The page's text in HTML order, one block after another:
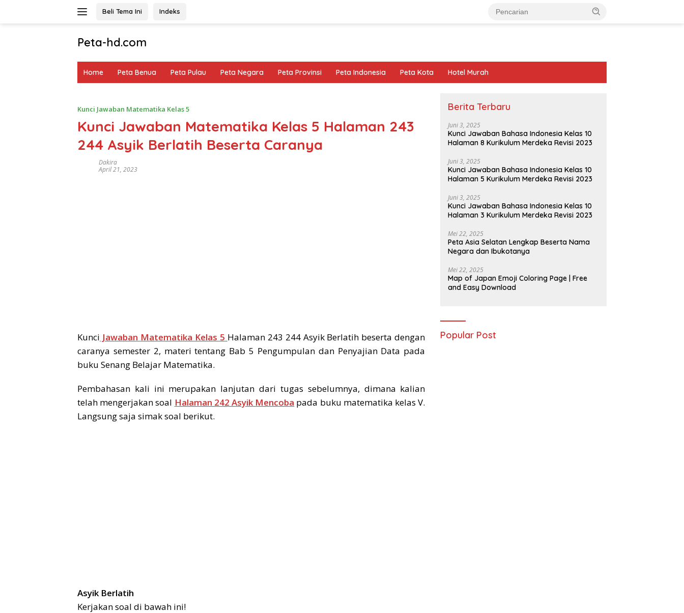
Beli Tema Ini Indeks
Peta-hd.com
Gambar
Home Peta Benua Peta Pulau Peta Negara Peta Provinsi Peta Indonesia Peta Kota Hotel Murah
Kunci Jawaban Matematika Kelas 5
Kunci Jawaban Matematika Kelas 5 Halaman 243
244 Asyik Berlatih Beserta Caranya
Dakira
April 21, 2023
Kunci Jawaban Matematika Kelas 5 Halaman 243 244 Asyik Berlatih beserta dengan
caranya semester 2, materi tentang Bab 5 Pengumpulan dan Penyajian Data pada
buku Senang Belajar Matematika.
Pembahasan kali ini merupakan lanjutan dari tugas sebelumnya, dimana kalian
telah mengerjakan soal Halaman 242 Asyik Mencoba pada buku matematika kelas V.
Langsung saja simak soal berikut.
Asyik Berlatih
Kerjakan soal di bawah ini!
Berita Terbaru
Juni 3, 2025
Kunci Jawaban Bahasa Indonesia Kelas 10
Halaman 8 Kurikulum Merdeka Revisi 2023
Juni 3, 2025
Kunci Jawaban Bahasa Indonesia Kelas 10
Halaman 5 Kurikulum Merdeka Revisi 2023
Juni 3, 2025
Kunci Jawaban Bahasa Indonesia Kelas 10
Halaman 3 Kurikulum Merdeka Revisi 2023
Mei 22, 2025
Peta Asia Selatan Lengkap Beserta Nama
Negara dan Ibukotanya
Mei 22, 2025
Map of Japan Emoji Coloring Page | Free
and Easy Download
Popular Post